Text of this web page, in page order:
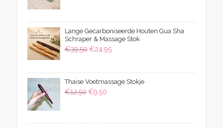
Lange Gecarboniseerde Houten Gua Sha
Schraper & Massage Stok
€39,50 Oorspronkelijke
€39,50.
€24,95Huidige
€24,95.
Thaise Voetmassage Stokje
€12,50 Oorspronkelijke
€9,50Huidige